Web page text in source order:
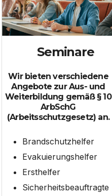
Seminare
Wir bieten verschiedene
Angebote zur Aus- und
Weiterbildung gemäß § 10
ArbSchG
(Arbeitsschutzgesetz) an.
Brandschutzhelfer
Evakuierungshelfer
Ersthelfer
Sicherheitsbeauftragte